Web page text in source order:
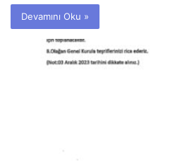
Devamını Oku »